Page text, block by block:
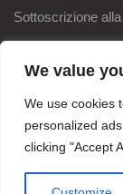
We value
We use cookies
personalized
clicking "Accept
Sottoscrizione
Spedizione rapida